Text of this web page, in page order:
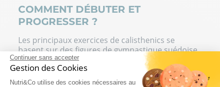
Continuer sans accepter
Gestion des Cookies
Nutri&Co utilise des cookies nécessaires au
COMMENT DÉBUTER ET
PROGRESSER ?
Les principaux exercices de calisthenics se
basent sur des figures de gymnastique suédoise
assez connues. Ils sont
adaptés aux débutants
mais aussi aux sportifs de longue date.